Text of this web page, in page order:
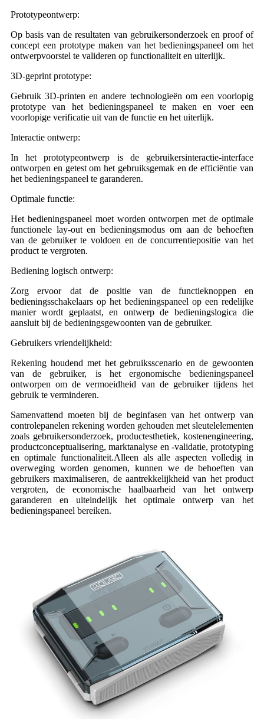
Prototypeontwerp:
Op basis van de resultaten van gebruikersonderzoek en proof of
concept een prototype maken van het bedieningspaneel om het
ontwerpvoorstel te valideren op functionaliteit en uiterlijk.
3D-geprint prototype:
Gebruik 3D-printen en andere technologieën om een ​​voorlopig
prototype van het bedieningspaneel te maken en voer een
voorlopige verificatie uit van de functie en het uiterlijk.
Interactie ontwerp:
In het prototypeontwerp is de gebruikersinteractie-interface
ontworpen en getest om het gebruiksgemak en de efficiëntie van
het bedieningspaneel te garanderen.
Optimale functie:
Het bedieningspaneel moet worden ontworpen met de optimale
functionele lay-out en bedieningsmodus om aan de behoeften
van de gebruiker te voldoen en de concurrentiepositie van het
product te vergroten.
Bediening logisch ontwerp:
Zorg ervoor dat de positie van de functieknoppen en
bedieningsschakelaars op het bedieningspaneel op een redelijke
manier wordt geplaatst, en ontwerp de bedieningslogica die
aansluit bij de bedieningsgewoonten van de gebruiker.
Gebruikers vriendelijkheid:
Rekening houdend met het gebruiksscenario en de gewoonten
van de gebruiker, is het ergonomische bedieningspaneel
ontworpen om de vermoeidheid van de gebruiker tijdens het
gebruik te verminderen.
Samenvattend moeten bij de beginfasen van het ontwerp van
controlepanelen rekening worden gehouden met sleutelelementen
zoals gebruikersonderzoek, productesthetiek, kostenengineering,
productconceptualisering, marktanalyse en -validatie, prototyping
en optimale functionaliteit.Alleen als alle aspecten volledig in
overweging worden genomen, kunnen we de behoeften van
gebruikers maximaliseren, de aantrekkelijkheid van het product
vergroten, de economische haalbaarheid van het ontwerp
garanderen en uiteindelijk het optimale ontwerp van het
bedieningspaneel bereiken.